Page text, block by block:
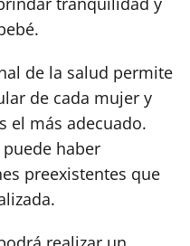
de la salud permite
de cada mujer y
el más adecuado.
haber
preexistentes que